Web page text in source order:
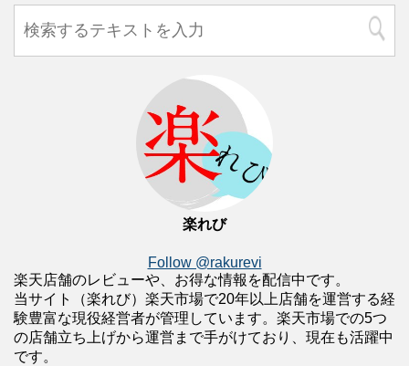
楽れび
Follow @rakurevi
楽天店舗のレビューや、お得な情報を配信中です。
当サイト（楽れび）楽天市場で20年以上店舗を運営する経
験豊富な現役経営者が管理しています。楽天市場での5つ
の店舗立ち上げから運営まで手がけており、現在も活躍中
です。